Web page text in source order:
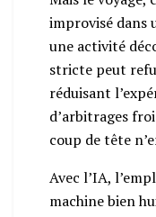
improvisé dans
une activité
stricte peut
réduisant
d’arbitrages
coup de tête
Avec l’IA,
machine bien